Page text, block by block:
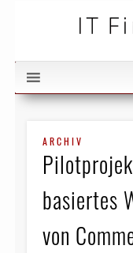
ARCHIV
basiertes
von